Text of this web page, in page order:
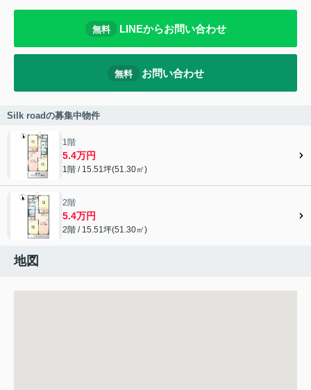
無料 LINEからお問い合わせ
無料 お問い合わせ
Silk roadの募集中物件
1階
5.4万円
1階 / 15.51坪(51.30㎡)
2階
5.4万円
2階 / 15.51坪(51.30㎡)
地図